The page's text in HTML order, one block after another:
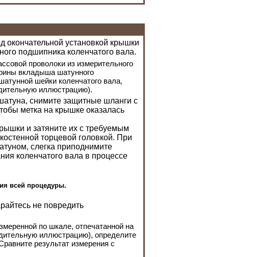
окончательной установкой крышки
подшипника коленчатого вала.
проволоки из измерительного
вкладыша шатунного
шейки коленчатого вала,
иллюстрацию).
снимите защитные шланги с
метка на крышке оказалась
и затяните их с требуемым
торцевой головкой. При
слегка приподнимите
коленчатого вала в процессе
всей процедуры.
не повредить
по шкале, отпечатанной на
иллюстрацию), определите
результат измерения с